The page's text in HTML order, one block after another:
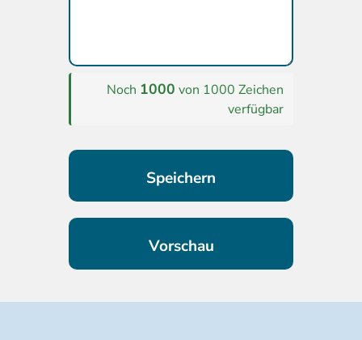
Noch 1000 von 1000 Zeichen
verfügbar